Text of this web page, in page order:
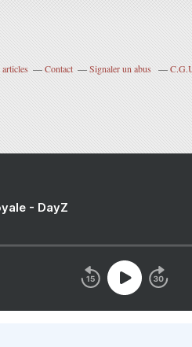
Contact Signaler un abus
- DayZ